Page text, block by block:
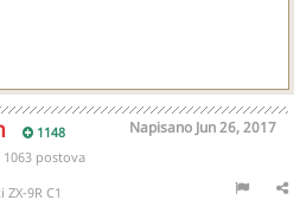
1148 Napisano Jun 26, 2017
postova
ZX-9R C1